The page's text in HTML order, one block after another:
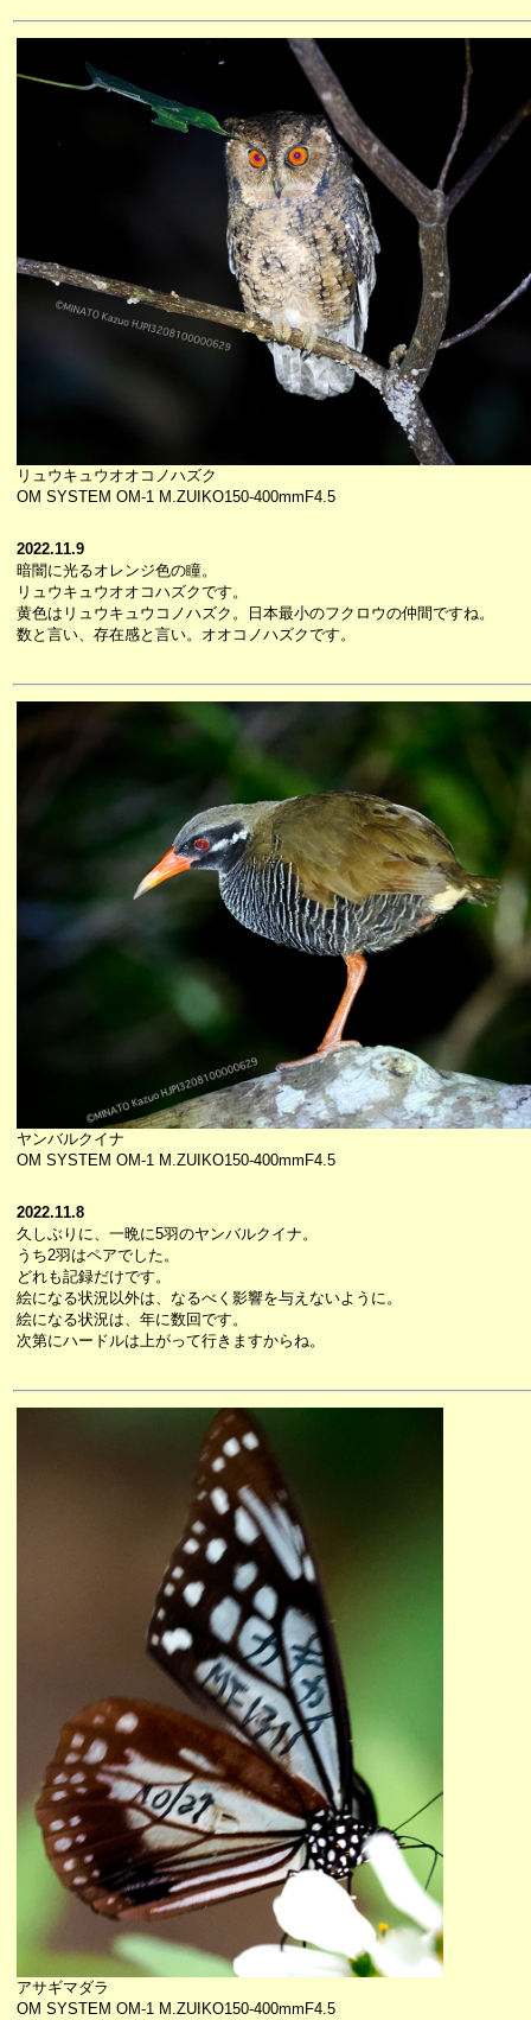
リュウキュウオオコノハズク
OM SYSTEM OM-1 M.ZUIKO150-400mmF4.5
2022.11.9
暗闇に光るオレンジ色の瞳。
リュウキュウオオコハズクです。
黄色はリュウキュウコノハズク。日本最小のフクロウの仲間ですね。
数と言い、存在感と言い。オオコノハズクです。
ヤンバルクイナ
OM SYSTEM OM-1 M.ZUIKO150-400mmF4.5
2022.11.8
久しぶりに、一晩に5羽のヤンバルクイナ。
うち2羽はペアでした。
どれも記録だけです。
絵になる状況以外は、なるべく影響を与えないように。
絵になる状況は、年に数回です。
次第にハードルは上がって行きますからね。
アサギマダラ
OM SYSTEM OM-1 M.ZUIKO150-400mmF4.5